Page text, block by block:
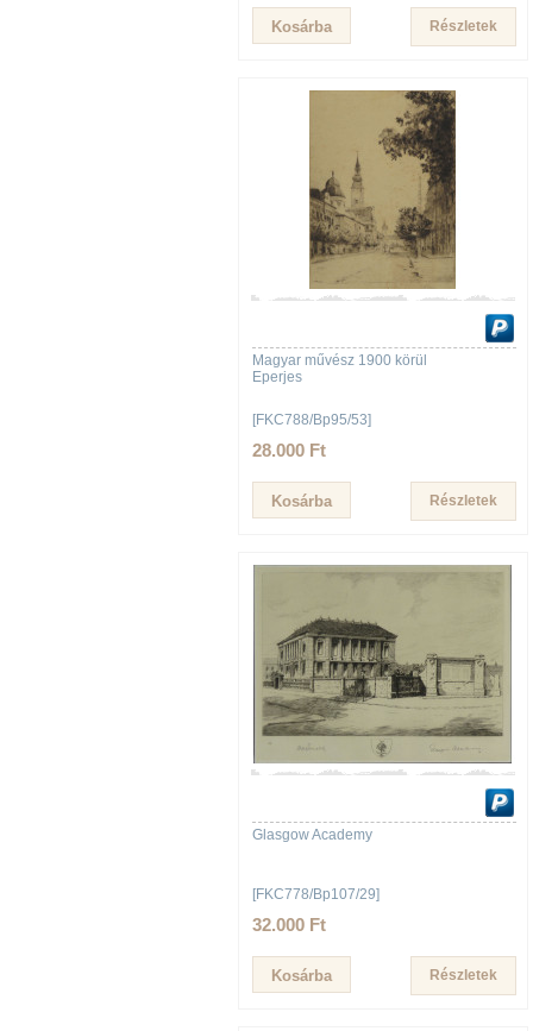
Részletek
Magyar művész 1900 körül
Eperjes
[FKC788/Bp95/53]
28.000 Ft
Részletek
Glasgow Academy
[FKC778/Bp107/29]
32.000 Ft
Részletek